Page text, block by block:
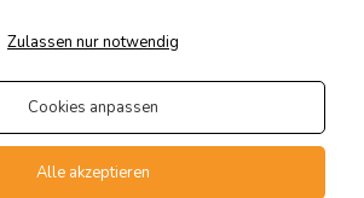
erfolgt per
Spedition
Zulassen nur notwendig
Cookies anpassen
Alle akzeptieren